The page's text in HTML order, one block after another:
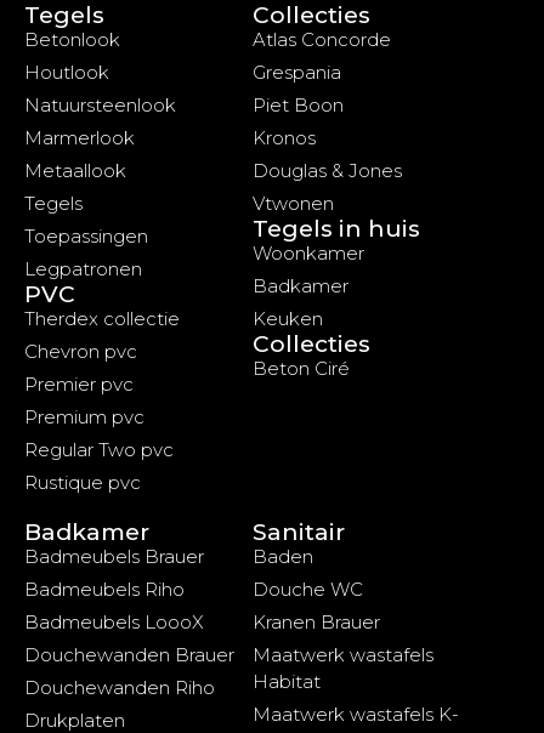
Tegels
Betonlook
Houtlook
Natuursteenlook
Marmerlook
Metaallook
Tegels
Toepassingen
Legpatronen
PVC
Therdex collectie
Chevron pvc
Premier pvc
Premium pvc
Regular Two pvc
Rustique pvc
Collecties
Atlas Concorde
Grespania
Piet Boon
Kronos
Douglas & Jones
Vtwonen
Tegels in huis
Woonkamer
Badkamer
Keuken
Collecties
Beton Ciré
Badkamer
Badmeubels Brauer
Badmeubels Riho
Badmeubels LoooX
Douchewanden Brauer
Douchewanden Riho
Drukplaten
Sanitair
Baden
Douche WC
Kranen Brauer
Maatwerk wastafels
Habitat
Maatwerk wastafels K-